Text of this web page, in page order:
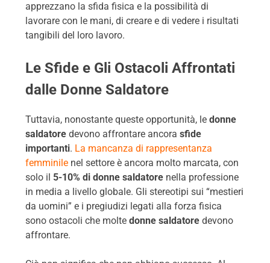
apprezzano la sfida fisica e la possibilità di
lavorare con le mani, di creare e di vedere i risultati
tangibili del loro lavoro.
Le Sfide e Gli Ostacoli Affrontati
dalle Donne Saldatore
Tuttavia, nonostante queste opportunità, ledonne
saldatore devono affrontare ancorasfide
importanti. La mancanza di rappresentanza
femminile nel settore è ancora molto marcata, con
solo il 5-10% di donne saldatore nella professione
in media a livello globale. Gli stereotipi sui “mestieri
da uomini” e i pregiudizi legati alla forza fisica
sono ostacoli che moltedonne saldatore devono
affrontare.